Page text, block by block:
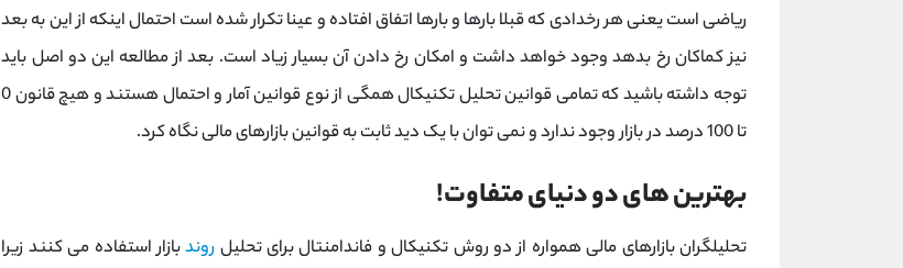
ریاضی است یعنی هر رخدادی که قبلا بارها و بارها اتفاق افتاده و عینا تکرار شده است احتمال اینکه از این به بعد
نیز کماکان رخ بدهد وجود خواهد داشت و امکان رخ دادن آن بسیار زیاد است. بعد از مطالعه این دو اصل باید
توجه داشته باشید که تمامی قوانین تحلیل تکنیکال همگی از نوع قوانین آمار و احتمال هستند و هیچ قانون 0
تا 100 درصد در بازار وجود ندارد و نمی توان با یک دید ثابت به قوانین بازارهای مالی نگاه کرد.
بهترین ‌های دو دنیای متفاوت!
تحلیلگران بازارهای مالی همواره از دو روش تکنیکال و فاندامنتال برای تحلیل روندبازار استفاده می کنند زیرا